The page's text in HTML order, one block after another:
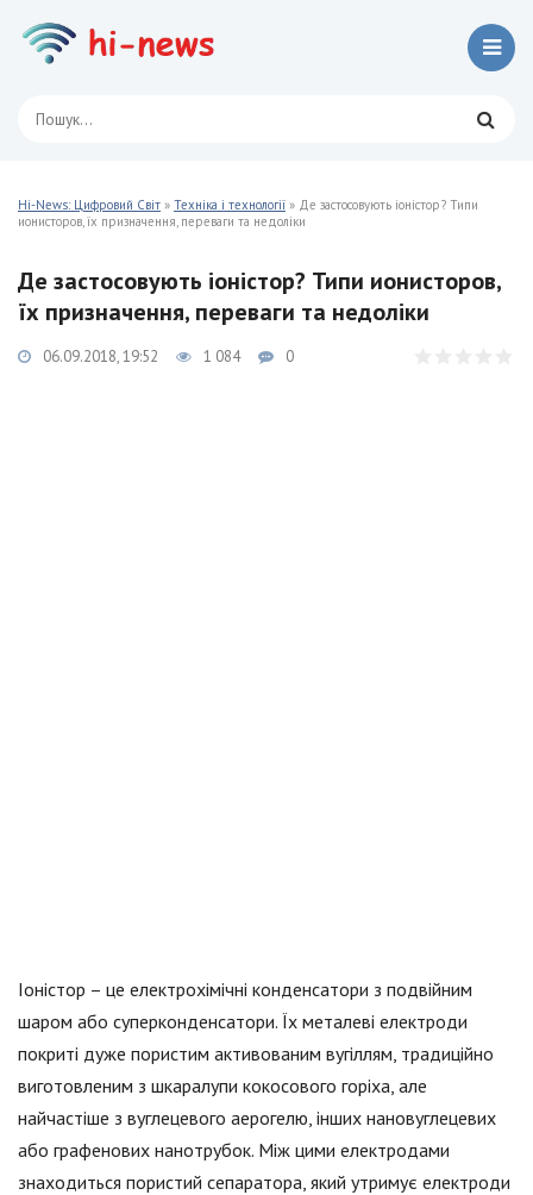
Hi-News: Цифровий Світ » Техніка і технології » Де застосовують іоністор? Типи
ионисторов, їх призначення, переваги та недоліки
Де застосовують іоністор? Типи ионисторов,
їх призначення, переваги та недоліки
06.09.2018, 19:52 1 084 0
Іоністор – це електрохімічні конденсатори з подвійним
шаром або суперконденсатори. Їх металеві електроди
покриті дуже пористим активованим вугіллям, традиційно
виготовленим з шкаралупи кокосового горіха, але
найчастіше з вуглецевого аерогелю, інших нановуглецевих
або графенових нанотрубок. Між цими електродами
знаходиться пористий сепаратора, який утримує електроди